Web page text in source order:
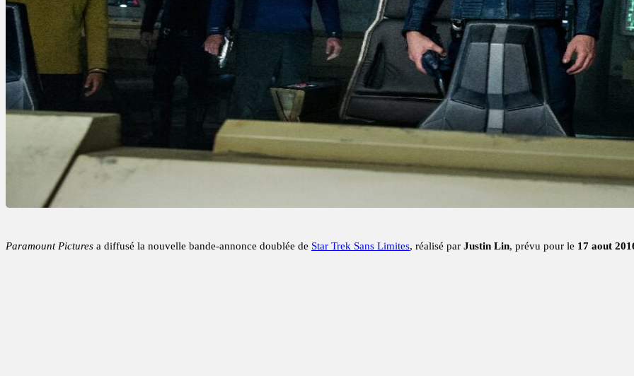
Paramount Pictures a diffusé la nouvelle bande-annonce doublée de Star Trek Sans Limites, réalisé par Justin Lin, prévu pour le 17 aout